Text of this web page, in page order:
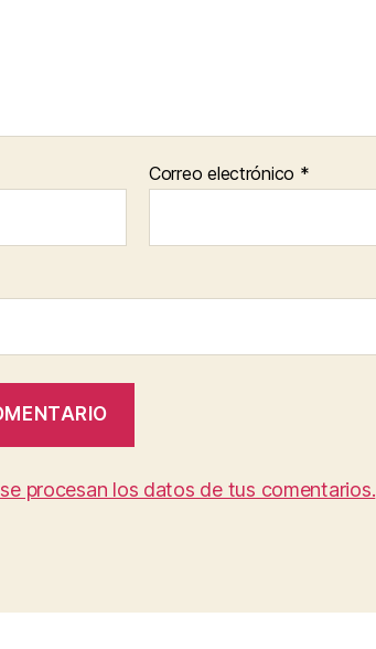
Correo electrónico *
procesan los datos de tus comentarios.